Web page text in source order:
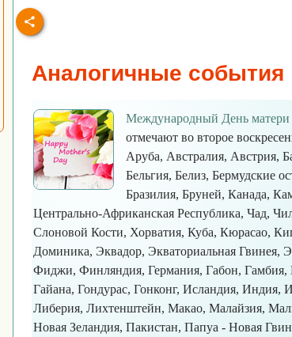
Аналогичные события
Международный День матери
отмечают во второе
Аруба, Австралия, Австрия,
Бельгия, Белиз, Бермудские
Бразилия, Бруней, Канада,
Центрально-Африканская Республика, Чад,
Слоновой Кости, Хорватия, Куба, Кюрасао,
Доминика, Эквадор, Экваториальная Гвинея,
Фиджи, Финляндия, Германия, Габон, Гамбия,
Гайана, Гондурас, Гонконг, Исландия, Индия,
Либерия, Лихтенштейн, Макао, Малайзия,
Новая Зеландия, Пакистан, Папуа - Новая